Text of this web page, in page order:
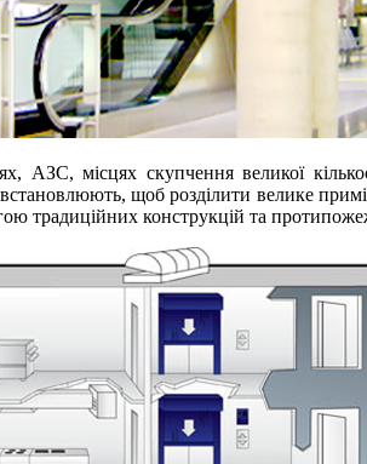
місцях скупчення великої
щоб розділити велике
традиційних конструкцій та